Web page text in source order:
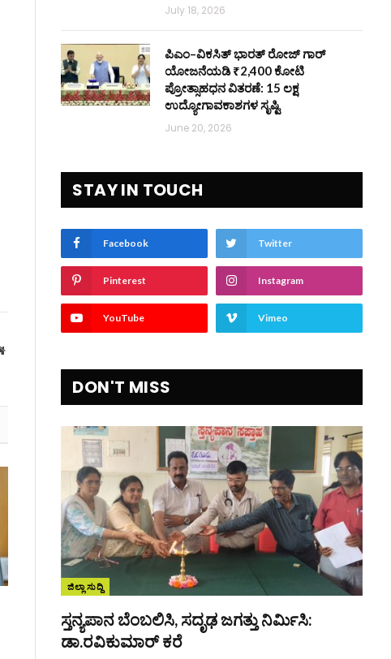
Website
July 18, 2026
ಪಿಎಂ–ವಿಕಸಿತ್ ಭಾರತ್ ರೋಜ್‌ ಗಾರ್
ಯೋಜನೆಯಡಿ ₹2,400 ಕೋಟಿ
ಪ್ರೋತ್ಸಾಹಧನ ವಿತರಣೆ: 15 ಲಕ್ಷ
ಉದ್ಯೋಗಾವಕಾಶಗಳ ಸೃಷ್ಟಿ
June 20, 2026
STAY IN TOUCH
Facebook Twitter
Pinterest Instagram
YouTube Vimeo
DON'T MISS
ಜಿಲ್ಲಾ ಸುದ್ದಿ
ಸ್ತನ್ಯಪಾನ ಬೆಂಬಲಿಸಿ, ಸದೃಢ ಜಗತ್ತು ನಿರ್ಮಿಸಿ:
ಡಾ.ರವಿಕುಮಾರ್ ಕರೆ